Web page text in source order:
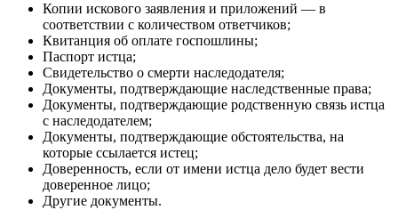
Копии искового заявления и приложений — в
соответствии с количеством ответчиков;
Квитанция об оплате госпошлины;
Паспорт истца;
Свидетельство о смерти наследодателя;
Документы, подтверждающие наследственные права;
Документы, подтверждающие родственную связь истца
с наследодателем;
Документы, подтверждающие обстоятельства, на
которые ссылается истец;
Доверенность, если от имени истца дело будет вести
доверенное лицо;
Другие документы.